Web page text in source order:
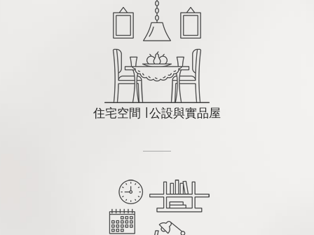
住宅空間 ∣ 公設與實品屋